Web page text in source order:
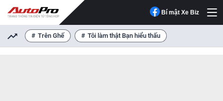
Bí mật Xe Biz
Trên Ghế Tôi làm thật Bạn hiểu thấu